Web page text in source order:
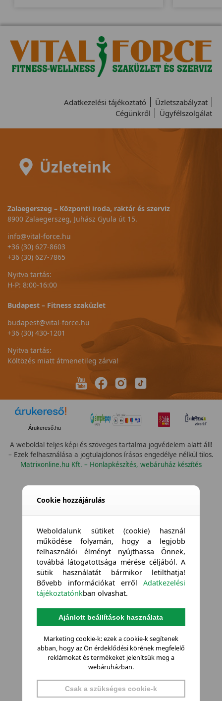
Adatkezelési tájékoztató
Üzletszabályzat
Cégünkről
Ügyfélszolgálat
Üzleteink
Zalaegerszeg – Központi iroda, raktár és szerviz
8900 Zalaegerszeg, Juhász Gyula út 15.
info@vital-force.hu
+36 (30) 627-8603
+36 (30) 627-7865
Nyitva tartás:
H-P: 8:00-16:00
Budapest – Fitness szaküzlet
budapest@vital-force.hu
+36 (30) 430-1201
Nyitva tartás:
Költözés miatt átmenetileg zárva!
Árukereső.hu
A weboldal teljes képi és szöveges tartalma jogvédelem alatt áll!
– Ezek felhasználása a jogtulajdonos írásos engedélye nélkül tilos.
Matrixonline.hu Kft. – Honlapkészítés, webáruház készítés
Cookie hozzájárulás
Weboldalunk sütiket (cookie) használ
működése folyamán, hogy a legjobb
felhasználói élményt nyújthassa Önnek,
továbbá látogatottsága mérése céljából. A
sütik használatát bármikor letilthatja!
Bővebb információkat errőlAdatkezelési
tájékoztatónkban olvashat.
Ajánlott beállítások használata
Marketing cookie-k: ezek a cookie-k segítenek
abban, hogy az Ön érdeklődési körének megfelelő
reklámokat és termékeket jelenítsük meg a
webáruházban.
Csak a szükséges cookie-k